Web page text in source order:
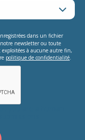
dans un fichier
newsletter ou toute
à aucune autre fin,
politique de confidentialité.